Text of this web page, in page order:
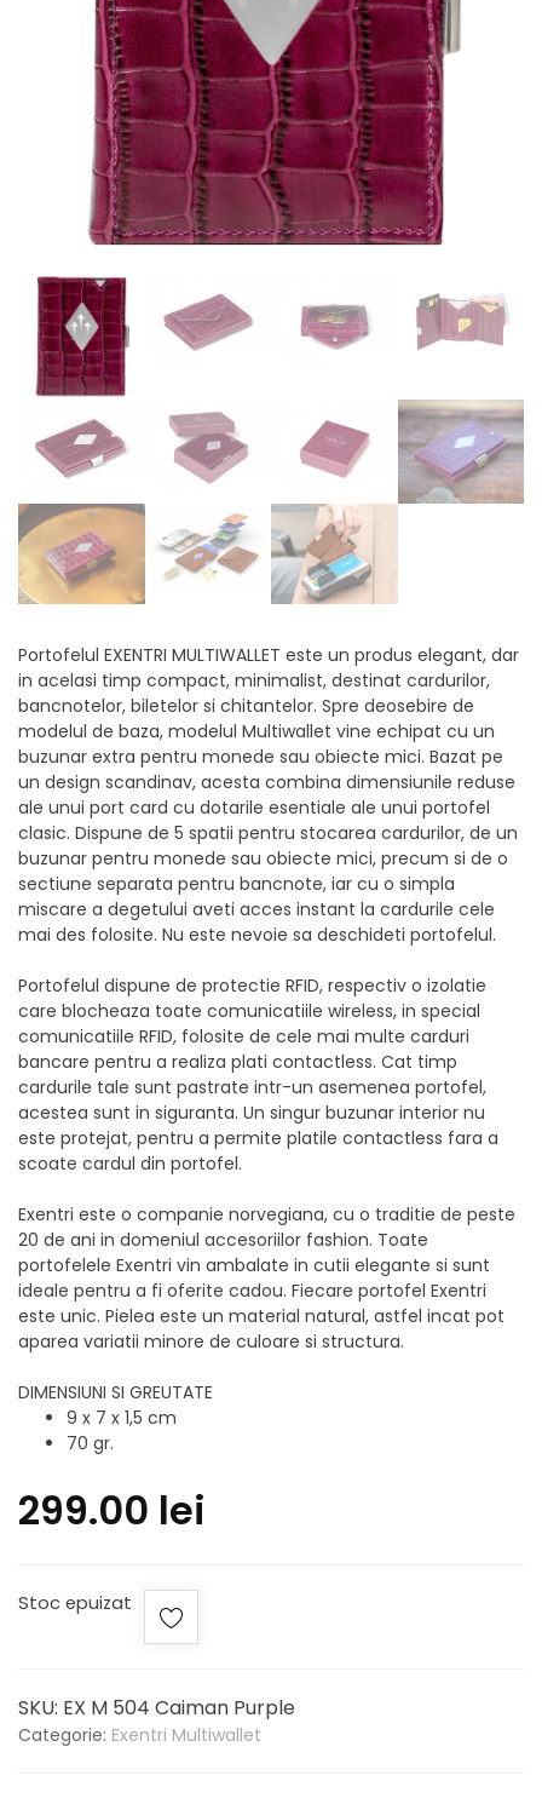
Portofelul EXENTRI MULTIWALLET este un produs elegant, dar
in acelasi timp compact, minimalist, destinat cardurilor,
bancnotelor, biletelor si chitantelor. Spre deosebire de
modelul de baza, modelul Multiwallet vine echipat cu un
buzunar extra pentru monede sau obiecte mici. Bazat pe
un design scandinav, acesta combina dimensiunile reduse
ale unui port card cu dotarile esentiale ale unui portofel
clasic. Dispune de 5 spatii pentru stocarea cardurilor, de un
buzunar pentru monede sau obiecte mici, precum si de o
sectiune separata pentru bancnote, iar cu o simpla
miscare a degetului aveti acces instant la cardurile cele
mai des folosite. Nu este nevoie sa deschideti portofelul.
Portofelul dispune de protectie RFID, respectiv o izolatie
care blocheaza toate comunicatiile wireless, in special
comunicatiile RFID, folosite de cele mai multe carduri
bancare pentru a realiza plati contactless. Cat timp
cardurile tale sunt pastrate intr-un asemenea portofel,
acestea sunt in siguranta. Un singur buzunar interior nu
este protejat, pentru a permite platile contactless fara a
scoate cardul din portofel.
Exentri este o companie norvegiana, cu o traditie de peste
20 de ani in domeniul accesoriilor fashion. Toate
portofelele Exentri vin ambalate in cutii elegante si sunt
ideale pentru a fi oferite cadou. Fiecare portofel Exentri
este unic. Pielea este un material natural, astfel incat pot
aparea variatii minore de culoare si structura.
DIMENSIUNI SI GREUTATE
9 x 7 x 1,5 cm
70 gr.
299.00 lei
Stoc epuizat
SKU: EX M 504 Caiman Purple
Categorie: Exentri Multiwallet